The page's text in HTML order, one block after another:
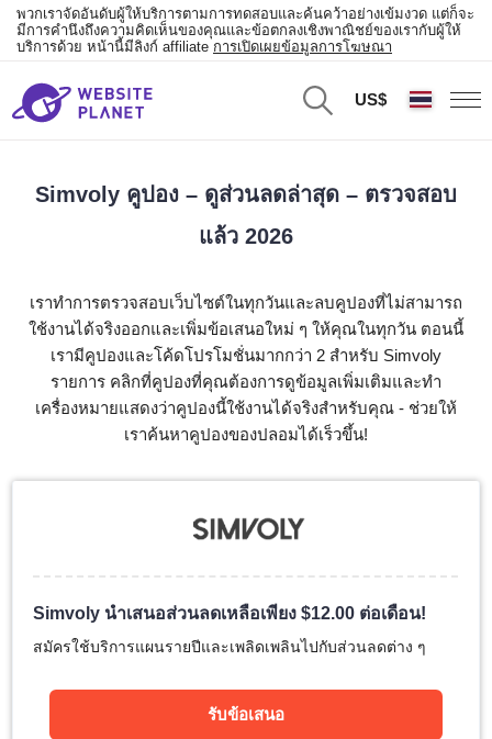
พวกเราจัดอันดับผู้ให้บริการตามการทดสอบและค้นคว้าอย่างเข้มงวด แต่ก็จะ
มีการคำนึงถึงความคิดเห็นของคุณและข้อตกลงเชิงพาณิชย์ของเรากับผู้ให้
บริการด้วย หน้านี้มีลิงก์ affiliate การเปิดเผยข้อมูลการโฆษณา
US$
Simvoly คูปอง – ดูส่วนลดล่าสุด – ตรวจสอบ
แล้ว 2026
เราทำการตรวจสอบเว็บไซต์ในทุกวันและลบคูปองที่ไม่สามารถ
ใช้งานได้จริงออกและเพิ่มข้อเสนอใหม่ ๆ ให้คุณในทุกวัน ตอนนี้
เรามีคูปองและโค้ดโปรโมชั่นมากกว่า 2 สำหรับ Simvoly
รายการ คลิกที่คูปองที่คุณต้องการดูข้อมูลเพิ่มเติมและทำ
เครื่องหมายแสดงว่าคูปองนี้ใช้งานได้จริงสำหรับคุณ - ช่วยให้
เราค้นหาคูปองของปลอมได้เร็วขึ้น!
Simvoly นำเสนอส่วนลดเหลือเพียง$12.00 ต่อเดือน!
สมัครใช้บริการแผนรายปีและเพลิดเพลินไปกับส่วนลดต่าง ๆ
รับข้อเสนอ